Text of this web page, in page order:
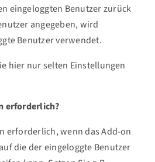
eingeloggten Benutzer zurück
angegeben, wird
Benutzer verwendet.
hier nur selten Einstellungen
erforderlich?
erforderlich, wenn das Add-on
die der eingeloggte Benutzer